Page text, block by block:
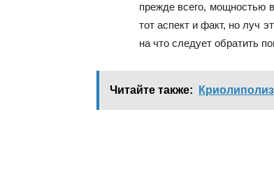
прежде всего, мощностью
тот аспект и факт, но луч
на что следует обратить
Читайте также: